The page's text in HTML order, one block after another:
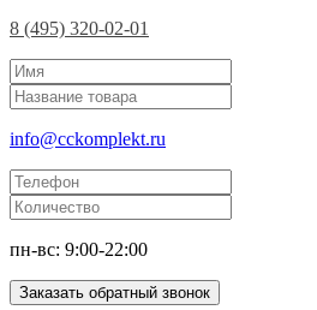
8 (495) 320-02-01
info@cckomplekt.ru
пн-вс: 9:00-22:00
Заказать обратный звонок